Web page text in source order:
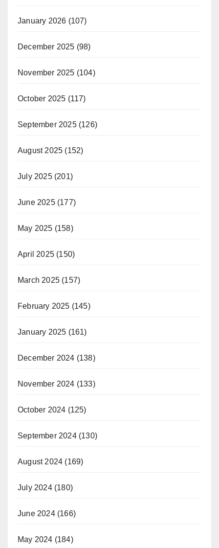
January 2026 (107)
December 2025 (98)
November 2025 (104)
October 2025 (117)
September 2025(126)
August 2025 (152)
July 2025(201)
June 2025(177)
May 2025 (158)
April 2025 (150)
March 2025 (157)
February 2025 (145)
January 2025 (161)
December 2024 (138)
November 2024 (133)
October 2024 (125)
September 2024(130)
August 2024 (169)
July 2024(180)
June 2024(166)
May 2024 (184)